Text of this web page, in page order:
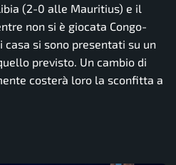
(2-0 alle Mauritius) e il
non si è giocata Congo-
casa si sono presentati su un
previsto. Un cambio di
costerà loro la sconfitta a